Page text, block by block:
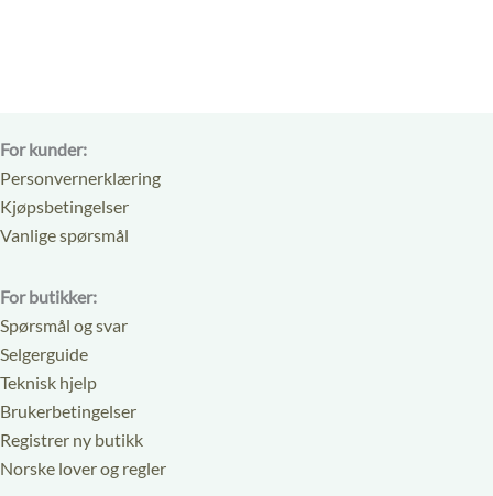
For kunder:
Personvernerklæring
Kjøpsbetingelser
Vanlige spørsmål
For butikker:
Spørsmål og svar
Selgerguide
Teknisk hjelp
Brukerbetingelser
Registrer ny butikk
Norske lover og regler